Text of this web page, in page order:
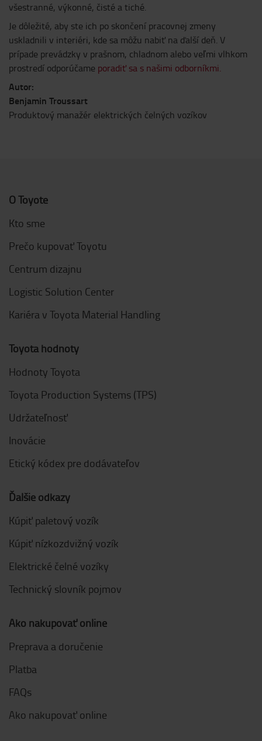
všestranné, výkonné, čisté a tiché.
Je dôležité, aby ste ich po skončení pracovnej zmeny
uskladnili v interiéri, kde sa môžu nabiť na ďalší deň. V
prípade prevádzky v prašnom, chladnom alebo veľmi vlhkom
prostredí odporúčame poradiť sa s našimi odborníkmi.
Autor:
Benjamin Troussart
Produktový manažér elektrických čelných vozíkov
O Toyote
Kto sme
Prečo kupovať Toyotu
Centrum dizajnu
Logistic Solution Center
Kariéra v Toyota Material Handling
Toyota hodnoty
Hodnoty Toyota
Toyota Production Systems (TPS)
Udržateľnosť
Inovácie
Etický kódex pre dodávateľov
Ďalšie odkazy
Kúpiť paletový vozík
Kúpiť nízkozdvižný vozík
Elektrické čelné vozíky
Technický slovník pojmov
Ako nakupovať online
Preprava a doručenie
Platba
FAQs
Ako nakupovať online